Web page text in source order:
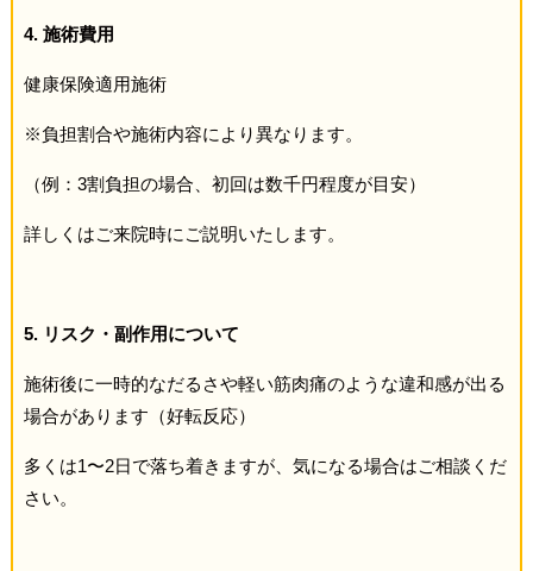
4. 施術費用
健康保険適用施術
※負担割合や施術内容により異なります。
（例：3割負担の場合、初回は数千円程度が目安）
詳しくはご来院時にご説明いたします。
5. リスク・副作用について
施術後に一時的なだるさや軽い筋肉痛のような違和感が出る
場合があります（好転反応）
多くは1〜2日で落ち着きますが、気になる場合はご相談くだ
さい。